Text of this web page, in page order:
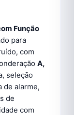
Função
para
com
A,
seleção
de alarme,
de
com